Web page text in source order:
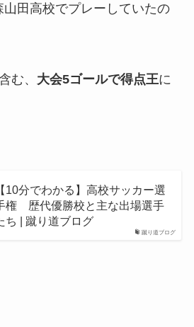
田高校でプレーしていたの
む、 大会5ゴールで得点王に
蹴り道ブログ
【10分でわかる】高校サッカー選
権 歴代優勝校と主な出場選手
ち | 蹴り道ブログ